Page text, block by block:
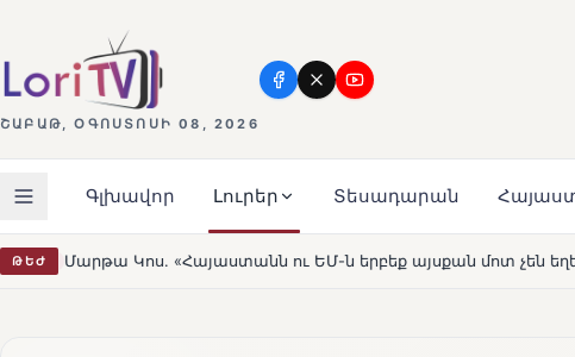
ՇԱԲԱԹ, ՕԳՈՍՏՈՍԻ 08, 2026
Գլխավոր Լուրեր Տեսադարան
ԹԵԺԵՄ-ն երբեք այսքան մոտ չեն եղել» HOT Լեռնահովիտի